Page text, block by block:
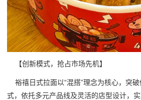
【创新模式，抢占市场先机】
裕禧日式拉面以“混搭”理念为核心，突
式，依托多元产品线及灵活的店型设计，